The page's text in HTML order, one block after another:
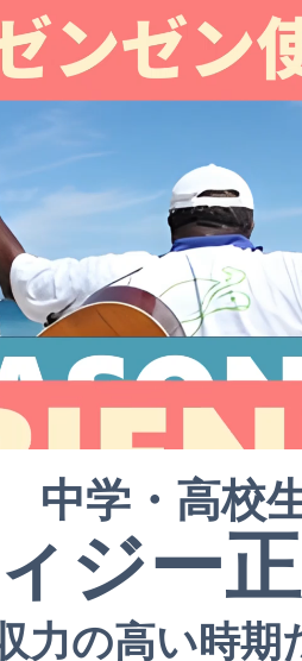
中学・高校
ジー
力の高い時期